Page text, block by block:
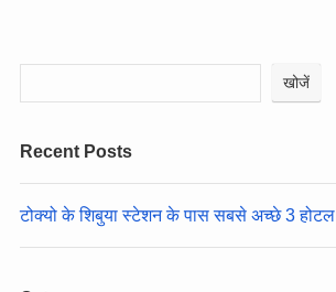
खोजें
Recent Posts
टोक्यो के शिबुया स्टेशन के पास सबसे अच्छे 3 होटल